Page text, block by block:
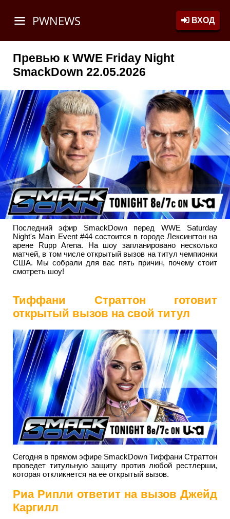
PWNEWS ВХОД
Превью к WWE Friday Night
SmackDown 22.05.2026
Последний эфир SmackDown перед WWE Saturday
Night's Main Event #44 состоится в городе Лексингтон на
арене Rupp Arena. На шоу запланировано несколько
матчей, в том числе открытый вызов на титул чемпионки
США. Мы собрали для вас пять причин, почему стоит
смотреть шоу!
Тиффани Страттон готовит
открытый вызов на свой титул
Сегодня в прямом эфире SmackDown Тиффани Страттон
проведет титульную защиту против любой рестлерши,
которая откликнется на ее открытый вызов.
Риа Рипли ответит на вызов Джейд
Каргилл